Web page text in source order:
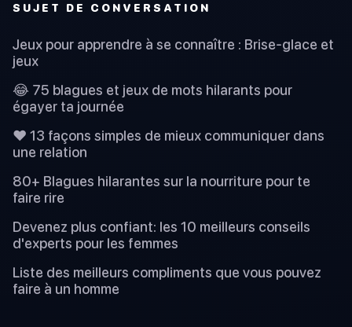
SUJET DE CONVERSATION
Jeux pour apprendre à se connaître : Brise-glace et
jeux
😂 75 blagues et jeux de mots hilarants pour
égayer ta journée
❤️ 13 façons simples de mieux communiquer dans
une relation
80+ Blagues hilarantes sur la nourriture pour te
faire rire
Devenez plus confiant: les 10 meilleurs conseils
d'experts pour les femmes
Liste des meilleurs compliments que vous pouvez
faire à un homme